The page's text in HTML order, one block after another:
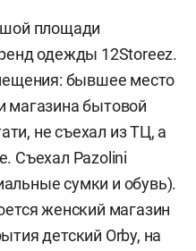
площади
одежды 12Storeez.
бывшее место
магазина бытовой
не съехал из ТЦ, а
Съехал Pazolini
сумки и обувь).
женский магазин
детский Orby, на